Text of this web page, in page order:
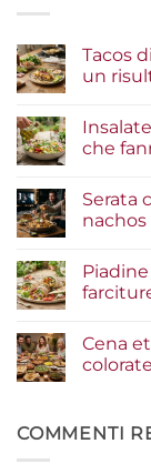
Tacos
un
su
Tacos
di
guida
ingredienti
risultato
gourmet
che
su
Insalate
e
condimenti
a
fanno
differenza
Serata
su
Serata
cinema
i
segreti
per
filanti
perfetti
su
Piadine
e
originali
per
Cena
Cena
etnica
COMMENTI